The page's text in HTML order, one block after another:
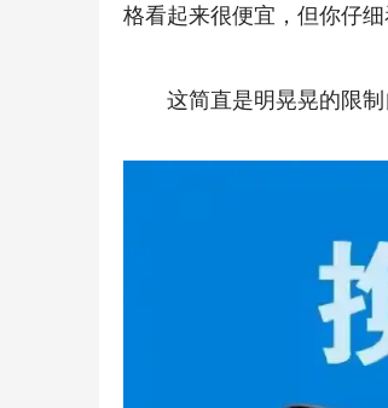
格看起来很便宜，但你仔
这简直是明晃晃的限